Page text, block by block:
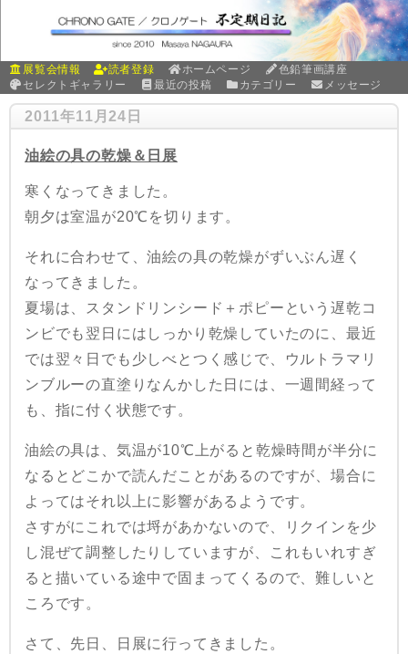
展覧会情報 読者登録 ホームページ
色鉛筆画講座
セレクトギャラリー
最近の投稿 カテゴリー メッセージ
2011年11月24日
油絵の具の乾燥＆日展
寒くなってきました。
朝夕は室温が20℃を切ります。
それに合わせて、油絵の具の乾燥がずいぶん遅く
なってきました。
夏場は、スタンドリンシード＋ポピーという遅乾コ
ンビでも翌日にはしっかり乾燥していたのに、最近
では翌々日でも少しべとつく感じで、ウルトラマリ
ンブルーの直塗りなんかした日には、一週間経って
も、指に付く状態です。
油絵の具は、気温が10℃上がると乾燥時間が半分に
なるとどこかで読んだことがあるのですが、場合に
よってはそれ以上に影響があるようです。
さすがにこれでは埒があかないので、リクインを少
し混ぜて調整したりしていますが、これもいれすぎ
ると描いている途中で固まってくるので、難しいと
ころです。
さて、先日、日展に行ってきました。